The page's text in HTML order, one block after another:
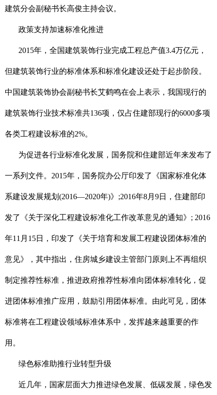
建筑分会副秘书长高俊主持会议。
政策支持加速标准化推进
2015年，全国建筑装饰行业完成工程总产值3.4万亿元，
但建筑装饰行业的标准体系和标准化建设还处于起步阶段。
中国建筑装饰协会副秘书长艾鹤鸣在会上表示，我国现行的
建筑装饰行业技术标准共136项，仅占住建部现行的6000多项
各类工程建设标准的2%。
为促进各行业标准化发展，国务院和住建部近年来发布了
一系列文件。2015年，国务院办公厅印发了《国家标准化体
系建设发展规划(2016—2020年)》;2016年8月9日，住建部印
发了《关于深化工程建设标准化工作改革意见的通知》; 2016
年11月15日，印发了《关于培育和发展工程建设团体标准的
意见》，其中指出，住房城乡建设主管部门原则上不再组织
制定推荐性标准，推进政府推荐性标准向团体标准转化，促
进团体标准推广应用，鼓励引用团体标准。由此可见，团体
标准将在工程建设领域标准体系中，发挥越来越重要的作
用。
绿色标准助推行业转型升级
近几年，国家层面大力推进绿色发展、低碳发展，绿色发